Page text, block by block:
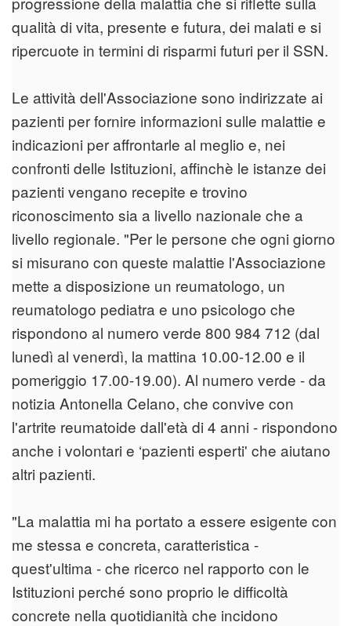
qualità di vita, presente e futura, dei malati e si
ripercuote in termini di risparmi futuri per il SSN.
Le attività dell'Associazione sono indirizzate ai
pazienti per fornire informazioni sulle malattie e
indicazioni per affrontarle al meglio e, nei
confronti delle Istituzioni, affinchè le istanze dei
pazienti vengano recepite e trovino
riconoscimento sia a livello nazionale che a
livello regionale. "Per le persone che ogni giorno
si misurano con queste malattie l'Associazione
mette a disposizione un reumatologo, un
reumatologo pediatra e uno psicologo che
rispondono al numero verde 800 984 712 (dal
lunedì al venerdì, la mattina 10.00-12.00 e il
pomeriggio 17.00-19.00). Al numero verde - da
notizia Antonella Celano, che convive con
l'artrite reumatoide dall'età di 4 anni - rispondono
anche i volontari e ‘pazienti esperti' che aiutano
altri pazienti.
"La malattia mi ha portato a essere esigente con
me stessa e concreta, caratteristica -
quest'ultima - che ricerco nel rapporto con le
Istituzioni perché sono proprio le difficoltà
concrete nella quotidianità che incidono